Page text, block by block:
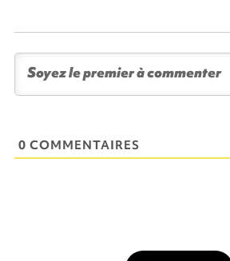
0 COMMENTAIRES